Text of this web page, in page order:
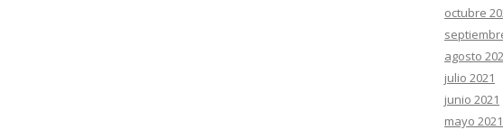
octubre
agosto
julio 2021
junio 2021
mayo 2021